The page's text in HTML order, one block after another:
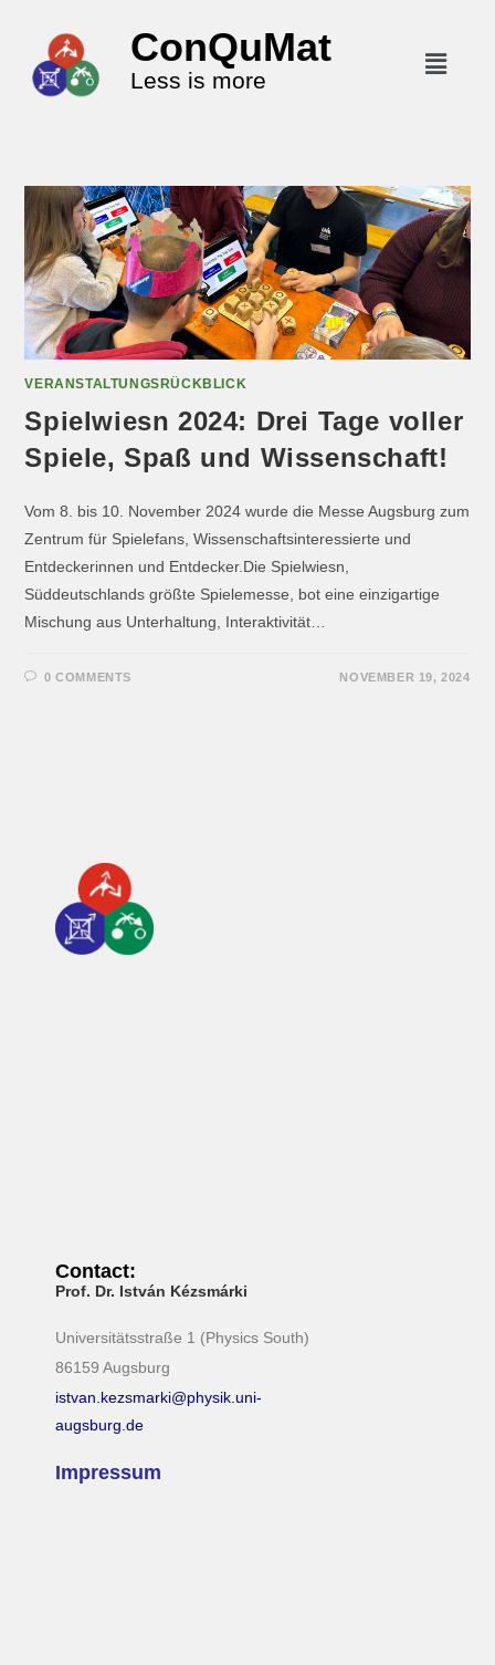
ConQuMat
Less is more
VERANSTALTUNGSRÜCKBLICK
Spielwiesn 2024: Drei Tage voller
Spiele, Spaß und Wissenschaft!
Vom 8. bis 10. November 2024 wurde die Messe Augsburg zum
Zentrum für Spielefans, Wissenschaftsinteressierte und
Entdeckerinnen und Entdecker.Die Spielwiesn,
Süddeutschlands größte Spielemesse, bot eine einzigartige
Mischung aus Unterhaltung, Interaktivität…
0 COMMENTS NOVEMBER 19, 2024
Contact:
Prof. Dr. István Kézsmárki
Universitätsstraße 1 (Physics South)
86159 Augsburg
istvan.kezsmarki@physik.uni-
augsburg.de
Impressum